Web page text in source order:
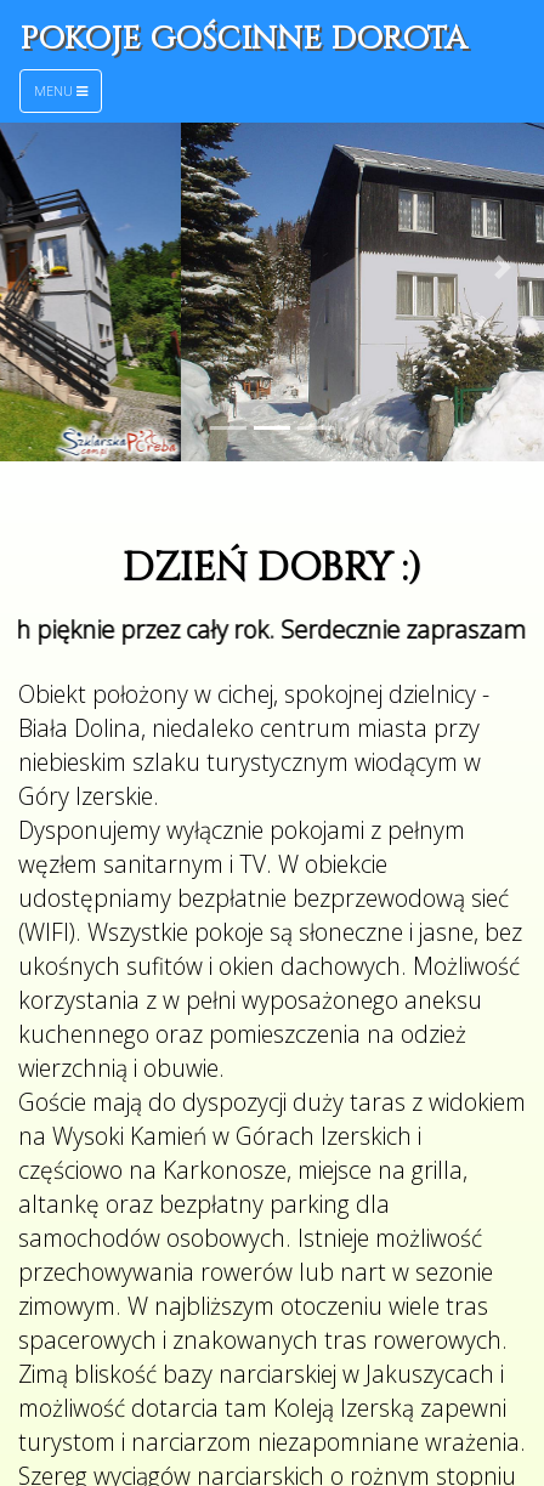
POKOJE GOŚCINNE DOROTA
MENU
Poprzedni
DZIEŃ DOBRY :)
przez cały rok. Serdecznie zapraszamy!!!
Obiekt położony w cichej, spokojnej dzielnicy -
Biała Dolina, niedaleko centrum miasta przy
niebieskim szlaku turystycznym wiodącym w
Góry Izerskie.
Dysponujemy wyłącznie pokojami z pełnym
węzłem sanitarnym i TV. W obiekcie
udostępniamy bezpłatnie bezprzewodową sieć
(WIFI). Wszystkie pokoje są słoneczne i jasne, bez
ukośnych sufitów i okien dachowych. Możliwość
korzystania z w pełni wyposażonego aneksu
kuchennego oraz pomieszczenia na odzież
wierzchnią i obuwie.
Goście mają do dyspozycji duży taras z widokiem
na Wysoki Kamień w Górach Izerskich i
częściowo na Karkonosze, miejsce na grilla,
altankę oraz bezpłatny parking dla
samochodów osobowych. Istnieje możliwość
przechowywania rowerów lub nart w sezonie
zimowym. W najbliższym otoczeniu wiele tras
spacerowych i znakowanych tras rowerowych.
Zimą bliskość bazy narciarskiej w Jakuszycach i
możliwość dotarcia tam Koleją Izerską zapewni
turystom i narciarzom niezapomniane wrażenia.
Szereg wyciągów narciarskich o rożnym stopniu